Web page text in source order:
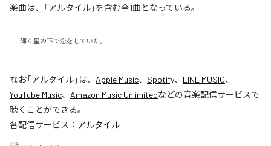
楽曲は、「アルタイル」を含む全1曲となっている。
輝く星の下で恋をしていた。
なお「アルタイル」は、 Apple Music、 Spotify、 LINE MUSIC、
YouTube Music、 Amazon Music Unlimitedなどの音楽配信サービスで
聴くことができる。
各配信サービス： アルタイル